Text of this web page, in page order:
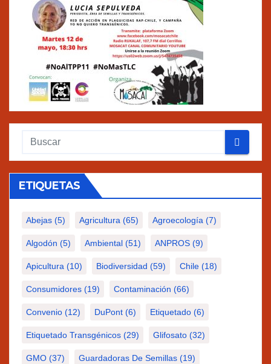
ETIQUETAS
Abejas (5) Agricultura (65) Agroecología (7)
Algodón (5) Ambiental (51) ANPROS (9)
Apicultura (10) Biodiversidad (59) Chile (18)
Consumidores (19) Contaminación (66)
Convenio (12) DuPont (6) Etiquetado (6)
Etiquetado Transgénicos (29) Glifosato (32)
GMO (37) Guardadoras De Semillas (19)